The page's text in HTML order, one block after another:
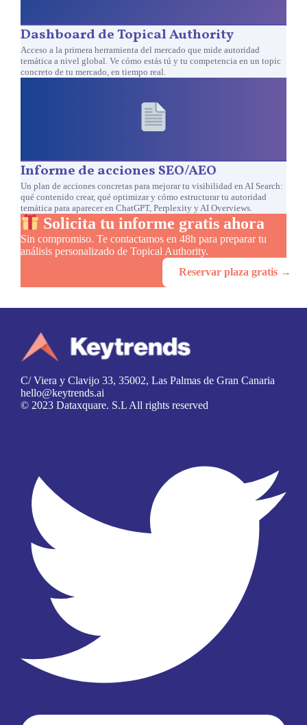
Dashboard de Topical Authority
Acceso a la primera herramienta del mercado que mide autoridad
temática a nivel global. Ve cómo estás tú y tu competencia en un topic
concreto de tu mercado, en tiempo real.
Informe de acciones SEO/AEO
Un plan de acciones concretas para mejorar tu visibilidad en AI Search:
qué contenido crear, qué optimizar y cómo estructurar tu autoridad
temática para aparecer en ChatGPT, Perplexity y AI Overviews.
Solicita tu informe gratis ahora
Sin compromiso. Te contactamos en 48h para preparar tu
análisis personalizado de Topical Authority.
Reservar plaza gratis →
C/ Viera y Clavijo 33, 35002, Las Palmas de Gran Canaria
hello@keytrends.ai
© 2023 Dataxquare. S.L All rights reserved